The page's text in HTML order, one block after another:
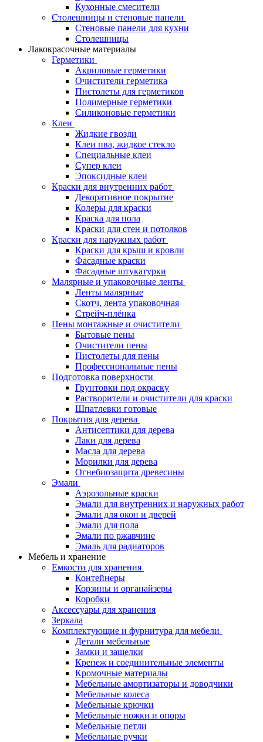
Кухонные смесители
Столешницы и стеновые панели
Стеновые панели для кухни
Столешницы
Лакокрасочные материалы
Герметики
Акриловые герметики
Очистители герметика
Пистолеты для герметиков
Полимерные герметики
Силиконовые герметики
Клеи
Жидкие гвозди
Клеи пва, жидкое стекло
Специальные клеи
Супер клеи
Эпоксидные клеи
Краски для внутренних работ
Декоративное покрытие
Колеры для краски
Краска для пола
Краски для стен и потолков
Краски для наружных работ
Краски для крыш и кровли
Фасадные краски
Фасадные штукатурки
Малярные и упаковочные ленты
Ленты малярные
Скотч, лента упаковочная
Стрейч-плёнка
Пены монтажные и очистители
Бытовые пены
Очистители пены
Пистолеты для пены
Профессиональные пены
Подготовка поверхности
Грунтовки под окраску
Растворители и очистители для краски
Шпатлевки готовые
Покрытия для дерева
Антисептики для дерева
Лаки для дерева
Масла для дерева
Морилки для дерева
Огнебиозащита древесины
Эмали
Аэрозольные краски
Эмали для внутренних и наружных работ
Эмали для окон и дверей
Эмали для пола
Эмали по ржавчине
Эмаль для радиаторов
Мебель и хранение
Емкости для хранения
Контейнеры
Корзины и органайзеры
Коробки
Аксессуары для хранения
Зеркала
Комплектующие и фурнитура для мебели
Детали мебельные
Замки и защелки
Крепеж и соединительные элементы
Кромочные материалы
Мебельные амортизаторы и доводчики
Мебельные колеса
Мебельные крючки
Мебельные ножки и опоры
Мебельные петли
Мебельные ручки